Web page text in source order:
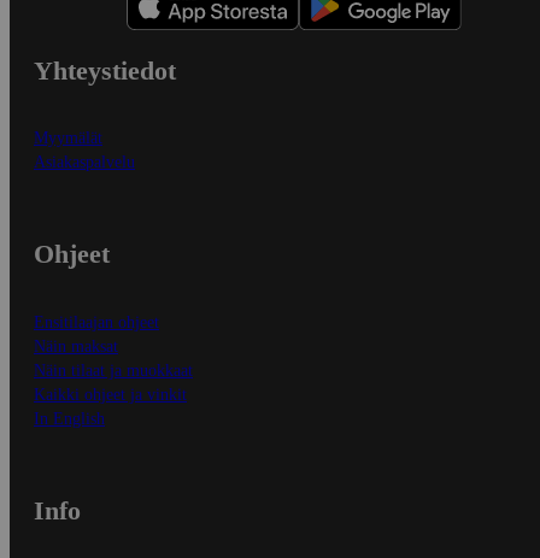
Yhteystiedot
Myymälät
Asiakaspalvelu
Ohjeet
Ensitilaajan ohjeet
Näin maksat
Näin tilaat ja muokkaat
Kaikki ohjeet ja vinkit
In English
Info